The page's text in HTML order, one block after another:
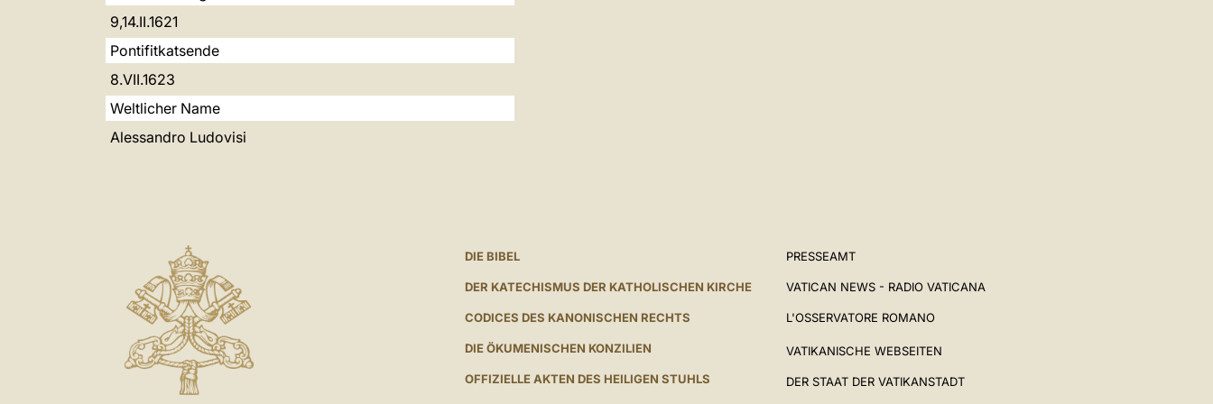
9,14.II.1621
Pontifitkatsende
8.VII.1623
Weltlicher Name
Alessandro Ludovisi
DIE BIBEL
DER KATECHISMUS DER KATHOLISCHEN KIRCHE
CODICES DES KANONISCHEN RECHTS
DIE ÖKUMENISCHEN KONZILIEN
OFFIZIELLE AKTEN DES HEILIGEN STUHLS
PRESSEAMT
VATICAN NEWS - RADIO VATICANA
L'OSSERVATORE ROMANO
VATIKANISCHE WEBSEITEN
DER STAAT DER VATIKANSTADT